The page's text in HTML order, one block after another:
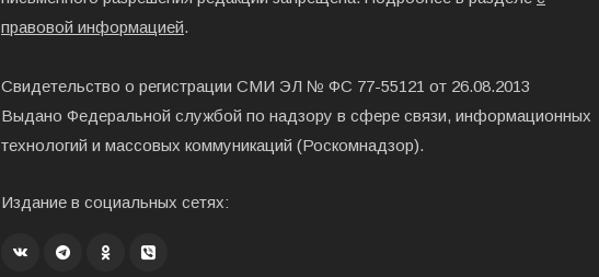
правовой информацией.
Свидетельство о регистрации СМИ ЭЛ № ФС 77-55121 от 26.08.2013
Выдано Федеральной службой по надзору в сфере связи, информационных
технологий и массовых коммуникаций (Роскомнадзор).
Издание в социальных сетях: